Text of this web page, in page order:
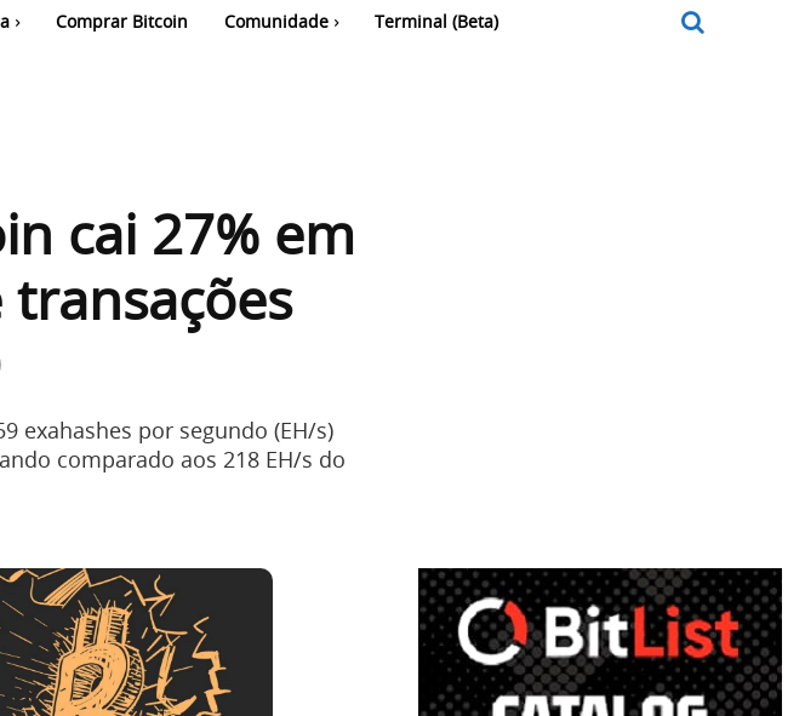
Comprar Bitcoin Comunidade Terminal (Beta)
cai 27% em
exahashes por segundo (EH/s)
comparado aos 218 EH/s do